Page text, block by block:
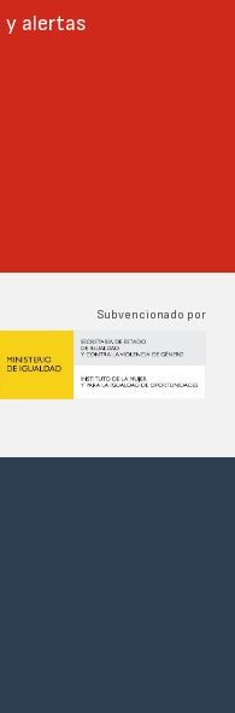
y alertas
Subvencionado por